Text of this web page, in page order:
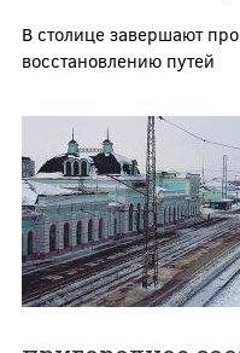
В столице завершают
восстановлению путей